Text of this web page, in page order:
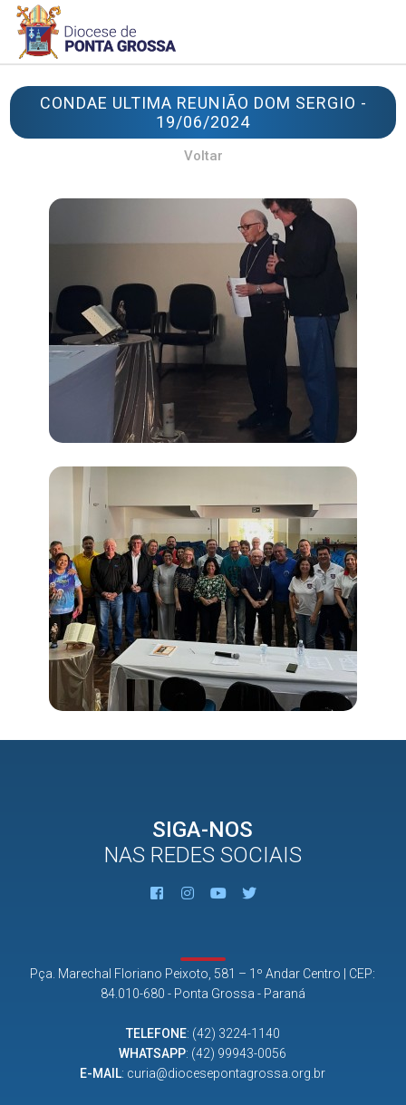
CONDAE ULTIMA REUNIÃO DOM SERGIO -
19/06/2024
Voltar
SIGA-NOS
NAS REDES SOCIAIS
Pça. Marechal Floriano Peixoto, 581 – 1º Andar Centro | CEP:
84.010-680 - Ponta Grossa - Paraná
TELEFONE: (42) 3224-1140
WHATSAPP: (42) 99943-0056
E-MAIL: curia@diocesepontagrossa.org.br